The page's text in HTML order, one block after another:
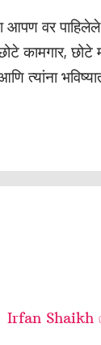
आपण वर
कामगार, छोटे
त्यांना
Irfan Shaikh